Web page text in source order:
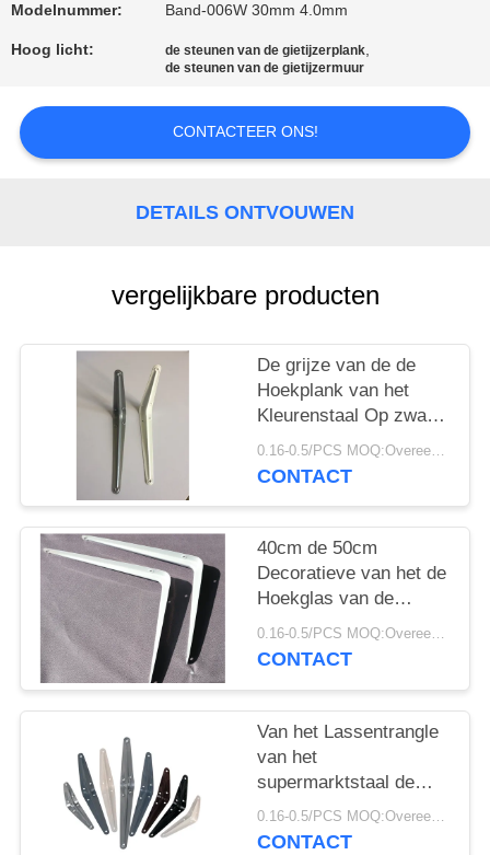
SITEMAP
PRIVACY
POLICY
Modelnummer: Band-006W 30mm 4.0mm
Hoog licht: de steunen van de gietijzerplank,
de steunen van de gietijzermuur
CONTACTEER ONS!
DETAILS ONTVOUWEN
vergelijkbare producten
De grijze van de de
Hoekplank van het
Kleurenstaal Op zwaar
werk berekende van de
de Steun Antiroestkleur
0.16-0.5/PCS MOQ:Overeen te komen
CONTACT
40cm de 50cm
Decoratieve van het de
Hoekglas van de
Muursteun Steunen
van het de Hoekstaal
0.16-0.5/PCS MOQ:Overeen te komen
CONTACT
Van het Lassentrangle
van het
supermarktstaal de
Steun van de de
Hoekplank 0.7mm -
0.16-0.5/PCS MOQ:Overeen te komen
CONTACT